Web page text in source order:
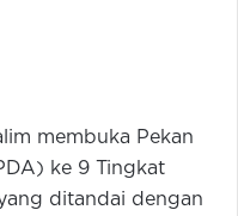
membuka Pekan
ke 9 Tingkat
ditandai dengan